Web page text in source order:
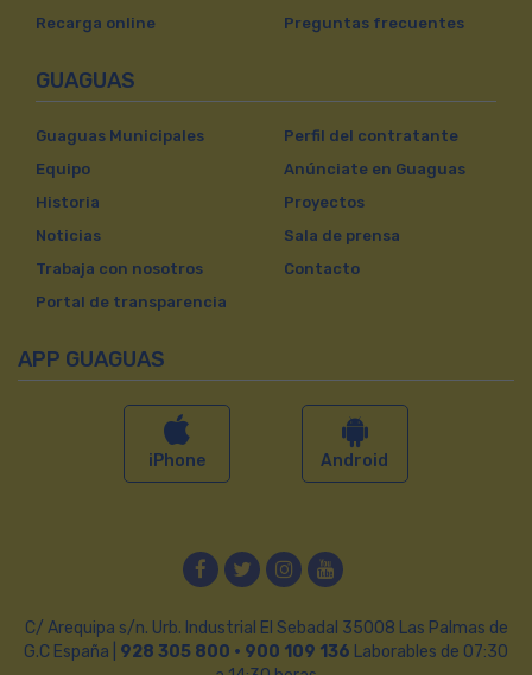
Recarga online
Preguntas frecuentes
GUAGUAS
Guaguas Municipales
Equipo
Historia
Noticias
Trabaja con nosotros
Portal de transparencia
Perfil del contratante
Anúnciate en Guaguas
Proyectos
Sala de prensa
Contacto
APP GUAGUAS
iPhone Android
FacebookTwitterInstagram
YouTube
C/ Arequipa s/n. Urb. Industrial El Sebadal 35008 Las Palmas de
G.C España | 928 305 800 · 900 109 136 Laborables de 07:30